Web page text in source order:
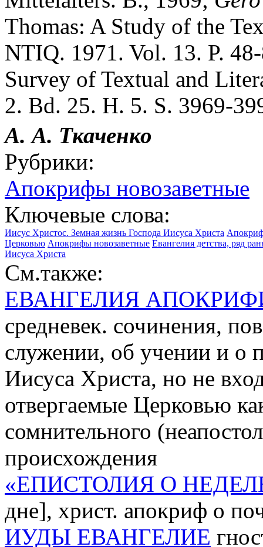
Thomas: A Study of the
NTIQ. 1971. Vol. 13. P.
Survey of Textual and
2. Bd. 25. H. 5. S. 3969-
А. А. Ткаченко
Рубрики:
Апокрифы новозаветные
Ключевые слова:
Иисус Христос. Земная жизнь Господа Иисуса Христа
Церковью Апокрифы новозаветные Евангелия детства, ряд
Иисуса Христа
См.также:
ЕВАНГЕЛИЯ
средневек. сочинения,
служении, об учении и о
Иисуса Христа, но не
отвергаемые Церковью
сомнительного
происхождения
«ЕПИСТОЛИЯ О
дне], христ. апокриф о
ИУДЫ ЕВАНГЕЛИЕ